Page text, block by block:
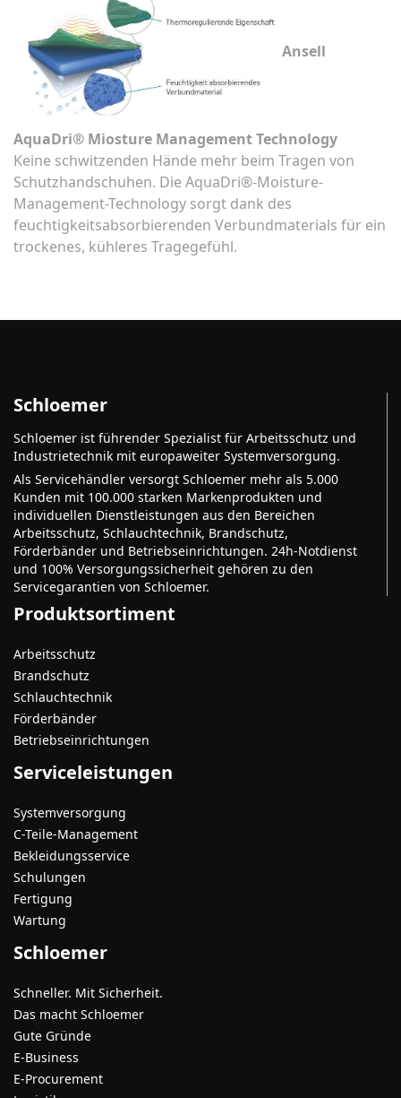
Ansell
AquaDri® Miosture Management Technology
Keine schwitzenden Hände mehr beim Tragen von
Schutzhandschuhen. Die AquaDri®-Moisture-
Management-Technology sorgt dank des
feuchtigkeitsabsorbierenden Verbundmaterials für ein
trockenes, kühleres Tragegefühl.
Schloemer
Schloemer ist führender Spezialist für Arbeitsschutz und
Industrietechnik mit europaweiter Systemversorgung.
Als Servicehändler versorgt Schloemer mehr als 5.000
Kunden mit 100.000 starken Markenprodukten und
individuellen Dienstleistungen aus den Bereichen
Arbeitsschutz, Schlauchtechnik, Brandschutz,
Förderbänder und Betriebseinrichtungen. 24h-Notdienst
und 100% Versorgungssicherheit gehören zu den
Servicegarantien von Schloemer.
Produktsortiment
Arbeitsschutz
Brandschutz
Schlauchtechnik
Förderbänder
Betriebseinrichtungen
Serviceleistungen
Systemversorgung
C-Teile-Management
Bekleidungsservice
Schulungen
Fertigung
Wartung
Schloemer
Schneller. Mit Sicherheit.
Das macht Schloemer
Gute Gründe
E-Business
E-Procurement